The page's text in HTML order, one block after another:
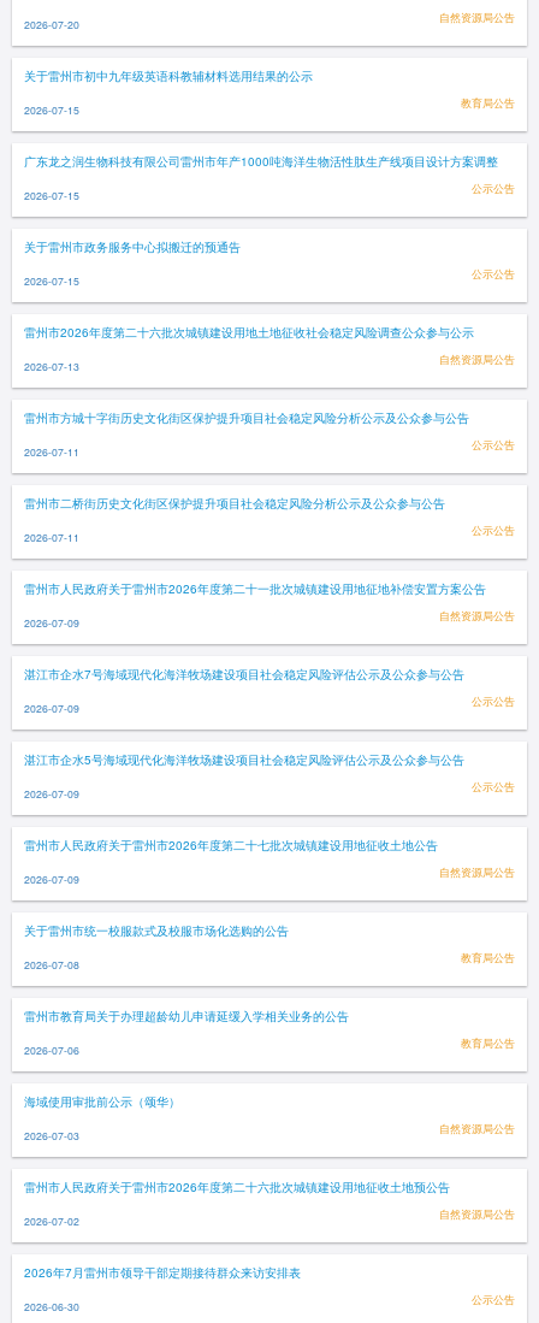
2026-07-20 自然资源局公告
关于雷州市初中九年级英语科教辅材料选用结果的公示
2026-07-15 教育局公告
广东龙之润生物科技有限公司雷州市年产1000吨海洋生物活性肽生产线项目设计方案调整
2026-07-15 公示公告
关于雷州市政务服务中心拟搬迁的预通告
2026-07-15 公示公告
雷州市2026年度第二十六批次城镇建设用地土地征收社会稳定风险调查公众参与公示
2026-07-13 自然资源局公告
雷州市方城十字街历史文化街区保护提升项目社会稳定风险分析公示及公众参与公告
2026-07-11 公示公告
雷州市二桥街历史文化街区保护提升项目社会稳定风险分析公示及公众参与公告
2026-07-11 公示公告
雷州市人民政府关于雷州市2026年度第二十一批次城镇建设用地征地补偿安置方案公告
2026-07-09 自然资源局公告
湛江市企水7号海域现代化海洋牧场建设项目社会稳定风险评估公示及公众参与公告
2026-07-09 公示公告
湛江市企水5号海域现代化海洋牧场建设项目社会稳定风险评估公示及公众参与公告
2026-07-09 公示公告
雷州市人民政府关于雷州市2026年度第二十七批次城镇建设用地征收土地公告
2026-07-09 自然资源局公告
关于雷州市统一校服款式及校服市场化选购的公告
2026-07-08 教育局公告
雷州市教育局关于办理超龄幼儿申请延缓入学相关业务的公告
2026-07-06 教育局公告
海域使用审批前公示（颂华）
2026-07-03 自然资源局公告
雷州市人民政府关于雷州市2026年度第二十六批次城镇建设用地征收土地预公告
2026-07-02 自然资源局公告
2026年7月雷州市领导干部定期接待群众来访安排表
2026-06-30 公示公告